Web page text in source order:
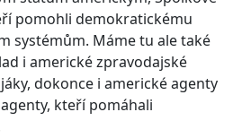
pomohli demokratickému
systémům. Máme tu ale také
i americké zpravodajské
dokonce i americké agenty
kteří pomáhali